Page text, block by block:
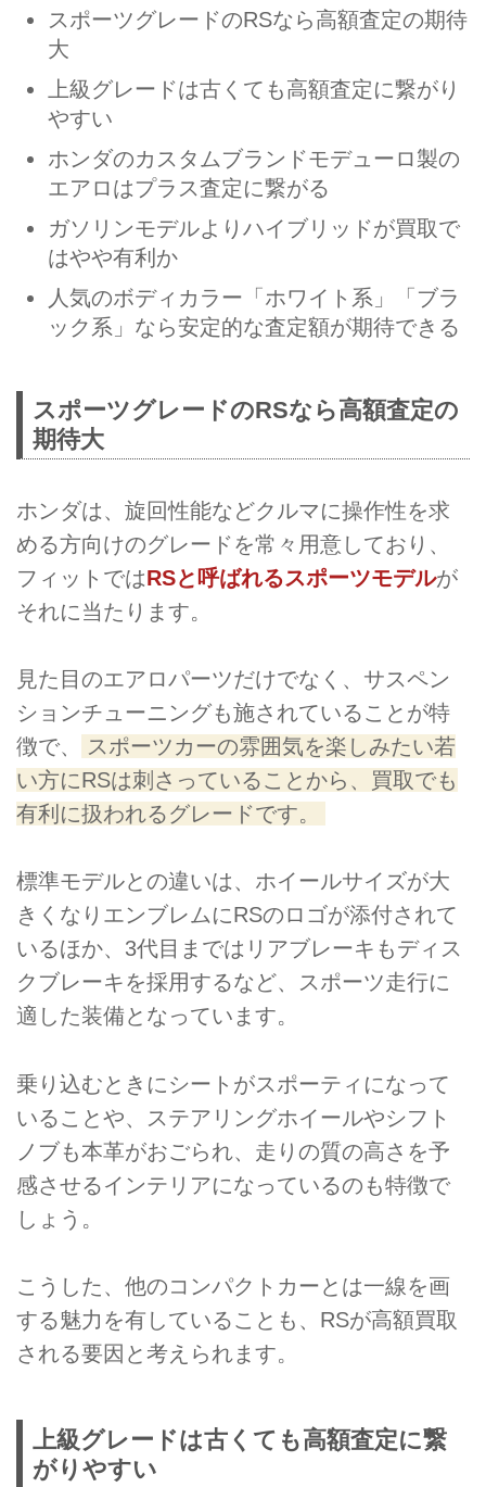
スポーツグレードのRSなら高額査定の期待
大
上級グレードは古くても高額査定に繋がり
やすい
ホンダのカスタムブランドモデューロ製の
エアロはプラス査定に繋がる
ガソリンモデルよりハイブリッドが買取で
はやや有利か
人気のボディカラー「ホワイト系」「ブラ
ック系」なら安定的な査定額が期待できる
スポーツグレードのRSなら高額査定の
期待大
ホンダは、旋回性能などクルマに操作性を求
める方向けのグレードを常々用意しており、
フィットではRSと呼ばれるスポーツモデルが
それに当たります。
見た目のエアロパーツだけでなく、サスペン
ションチューニングも施されていることが特
徴で、
スポーツカーの雰囲気を楽しみたい若
い方にRSは刺さっていることから、買取でも
有利に扱われるグレードです。
標準モデルとの違いは、ホイールサイズが大
きくなりエンブレムにRSのロゴが添付されて
いるほか、3代目まではリアブレーキもディス
クブレーキを採用するなど、スポーツ走行に
適した装備となっています。
乗り込むときにシートがスポーティになって
いることや、ステアリングホイールやシフト
ノブも本革がおごられ、走りの質の高さを予
感させるインテリアになっているのも特徴で
しょう。
こうした、他のコンパクトカーとは一線を画
する魅力を有していることも、RSが高額買取
される要因と考えられます。
上級グレードは古くても高額査定に繋
がりやすい